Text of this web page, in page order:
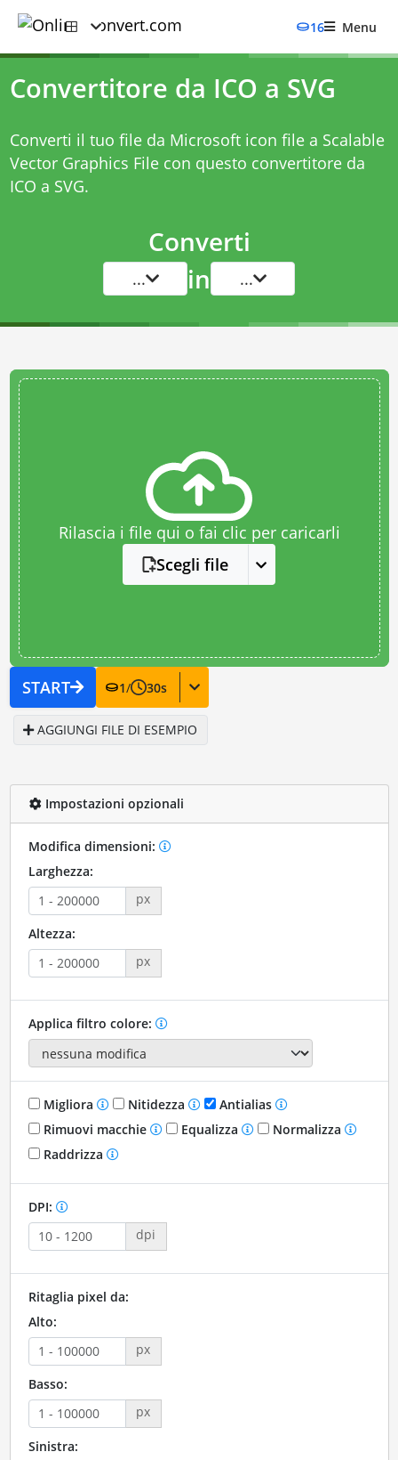
16 Menu
Convertitore da ICO a SVG
Converti il tuo file da Microsoft icon file a Scalable
Vector Graphics File con questo convertitore da
ICO a SVG.
Converti
... in ...
Rilascia i file qui o fai clic per caricarli
Scegli file
START 1/ 30s
AGGIUNGI FILE DI ESEMPIO
Impostazioni opzionali
Modifica dimensioni:
Larghezza:
px
Altezza:
px
Applica filtro colore:
Migliora Nitidezza
Antialias
Rimuovi macchie
Equalizza
Normalizza
Raddrizza
DPI:
dpi
Ritaglia pixel da:
Alto:
px
Basso:
px
Sinistra: